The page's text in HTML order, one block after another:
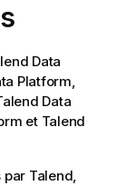
Data
Platform,
Data
et Talend
par Talend,